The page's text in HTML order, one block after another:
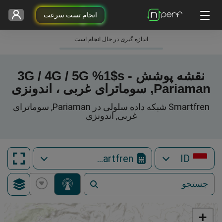
انجام تست سرعت
اندازه گیری در حال انجام است
نقشه پوشش 3G / 4G / 5G %1$s -
Pariaman, سوماترای غربی ، اندونزی
Smartfren شبکه داده سلولی در Pariaman, سوماترای
غربی, اندونزی
ID
Smartfren
+